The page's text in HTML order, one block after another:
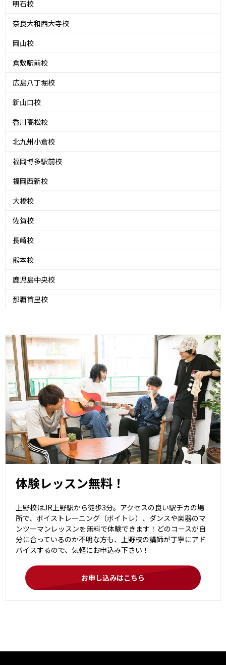
明石校
奈良大和西大寺校
岡山校
倉敷駅前校
広島八丁堀校
新山口校
香川高松校
北九州小倉校
福岡博多駅前校
福岡西新校
大橋校
佐賀校
長崎校
熊本校
鹿児島中央校
那覇首里校
体験レッスン無料！
上野校はJR上野駅から徒歩3分。アクセスの良い駅チカの場
所で、ボイストレーニング（ボイトレ）、ダンスや楽器のマ
ンツーマンレッスンを無料で体験できます！どのコースが自
分に合っているのか不明な方も、上野校の講師が丁寧にアド
バイスするので、気軽にお申込み下さい！
お申し込みはこちら